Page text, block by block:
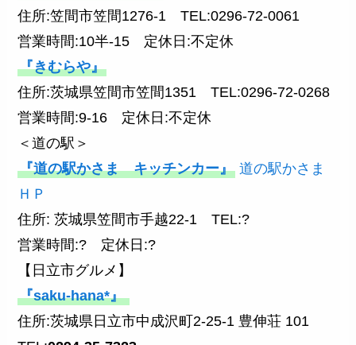
住所:笠間市笠間1276-1 TEL:0296-72-0061
営業時間:10半-15 定休日:不定休
『きむらや』
住所:茨城県笠間市笠間1351 TEL:0296-72-0268
営業時間:9-16 定休日:不定休
＜道の駅＞
『道の駅かさま キッチンカー』 道の駅かさま
ＨＰ
住所: 茨城県笠間市手越22-1 TEL:?
営業時間:? 定休日:?
【日立市グルメ】
『saku-hana*』
住所:茨城県日立市中成沢町2-25-1 豊伸荘 101